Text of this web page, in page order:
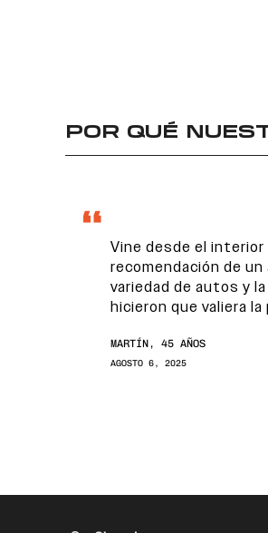
POR QUÉ
Vine desde el interior
recomendación de un
variedad de autos y
hicieron que valiera la
MARTÍN, 45 AÑOS
AGOSTO 6, 2025